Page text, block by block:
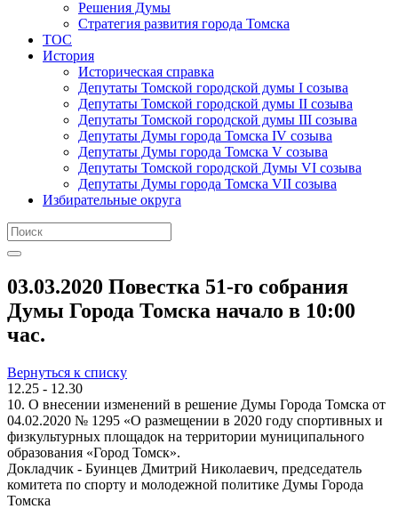
Решения Думы
Стратегия развития города Томска
ТОС
История
Историческая справка
Депутаты Томской городской думы I созыва
Депутаты Томской городской думы II созыва
Депутаты Томской городской думы III созыва
Депутаты Думы города Томска IV созыва
Депутаты Думы города Томска V созыва
Депутаты Томской городской Думы VI созыва
Депутаты Думы города Томска VII созыва
Избирательные округа
03.03.2020 Повестка 51-го собрания
Думы Города Томска начало в 10:00
час.
Вернуться к списку
12.25 - 12.30
10. О внесении изменений в решение Думы Города Томска от
04.02.2020 № 1295 «О размещении в 2020 году спортивных и
физкультурных площадок на территории муниципального
образования «Город Томск».
Докладчик - Буинцев Дмитрий Николаевич, председатель
комитета по спорту и молодежной политике Думы Города
Томска